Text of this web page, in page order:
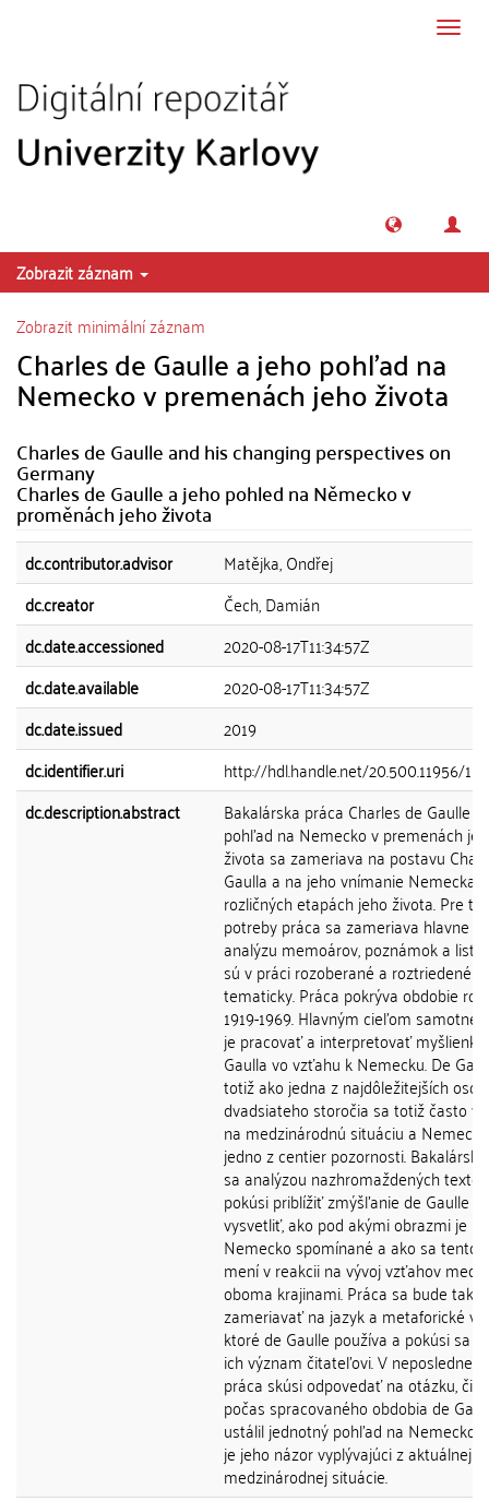
Zobrazit záznam
Zobrazit minimální záznam
Charles de Gaulle a jeho pohľad na
Nemecko v premenách jeho života
Charles de Gaulle and his changing perspectives on
Germany
Charles de Gaulle a jeho pohled na Německo v
proměnách jeho života
dc.contributor.advisor
Matějka, Ondřej
dc.creator
Čech, Damián
dc.date.accessioned
2020-08-17T11:34:57Z
dc.date.available
2020-08-17T11:34:57Z
dc.date.issued
2019
dc.identifier.uri
http://hdl.handle.net/20.500.11956/
dc.description.abstract
Bakalárska práca Charles de Gaulle
pohľad na Nemecko v premenách
života sa zameriava na postavu
Gaulla a na jeho vnímanie Nemecka v
rozličných etapách jeho života. Pre
potreby práca sa zameriava hlavne
analýzu memoárov, poznámok a
sú v práci rozoberané a roztriedené
tematicky. Práca pokrýva obdobie
1919-1969. Hlavným cieľom samotnej
je pracovať a interpretovať
Gaulla vo vzťahu k Nemecku. De
totiž ako jedna z najdôležitejších
dvadsiateho storočia sa totiž často
na medzinárodnú situáciu a
jedno z centier pozornosti.
sa analýzou nazhromaždených textov
pokúsi priblížiť zmýšľanie de Gaulle a
vysvetliť, ako pod akými obrazmi je
Nemecko spomínané a ako sa tento
mení v reakcii na vývoj vzťahov medzi
oboma krajinami. Práca sa bude
zameriavať na jazyk a metaforické
ktoré de Gaulle používa a pokúsi sa
ich význam čitateľovi. V neposlednej
práca skúsi odpovedať na otázku, či
počas spracovaného obdobia de
ustálil jednotný pohľad na Nemecko,
je jeho názor vyplývajúci z aktuálnej
medzinárodnej situácie.